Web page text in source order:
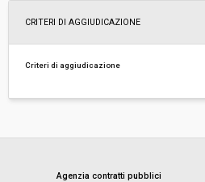
Importo a base di gara soggetto a
Costi di sicurezza non soggetti a
CRITERI DI AGGIUDICAZIONE
Criteri di aggiudicazione
Agenzia contratti pubblici